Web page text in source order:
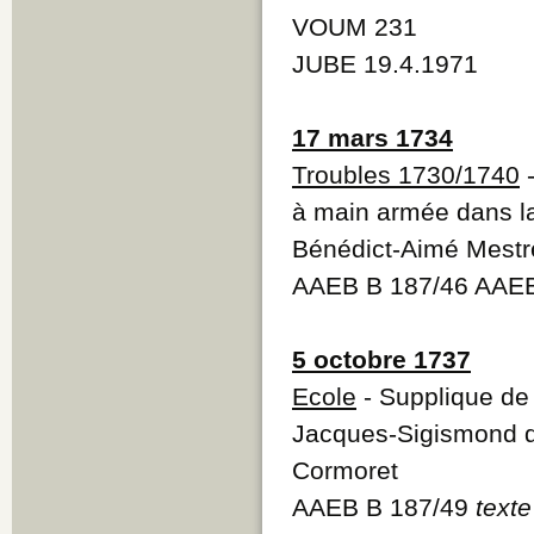
VOUM 231
JUBE 19.4.1971
17 mars 1734
Troubles 1730/1740
à main armée dans
Bénédict-Aimé
AAEB B 187/46
5 octobre 1737
Ecole - Supplique
Jacques-Sigismond
Cormoret
AAEB B 187/49 texte